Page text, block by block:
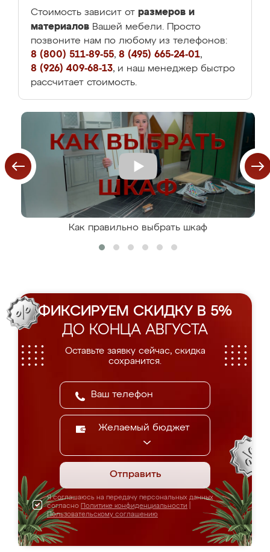
Стоимость зависит от размеров и
материалов Вашей мебели. Просто
позвоните нам по любому из телефонов:
8 (800) 511-89-55, 8 (495) 665-24-01,
8 (926) 409-68-13, и наш менеджер быстро
рассчитает стоимость.
Как правильно выбрать шкаф
ФИКСИРУЕМ СКИДКУ В 5%
ДО КОНЦА АВГУСТА
Оставьте заявку сейчас, скидка
сохранится.
Желаемый бюджет
Отправить
Я соглашаюсь на передачу персональных данных
согласно Политике конфиденциальности
Пользовательскому соглашению